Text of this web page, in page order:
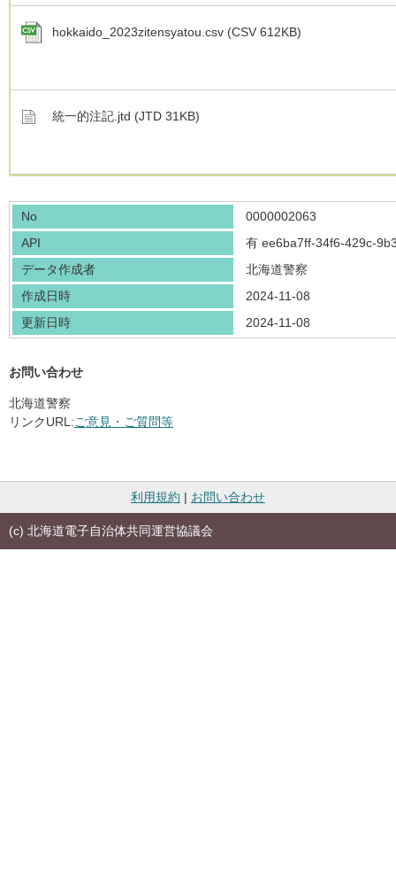
hokkaido_2023zitensyatou.csv (CSV 612KB)
統一的注記.jtd (JTD 31KB)
No
0000002063
API
有 ee6ba7ff-34f6-429c-
データ作成者
北海道警察
作成日時
2024-11-08
更新日時
2024-11-08
お問い合わせ
北海道警察
リンクURL:ご意見・ご質問等
利用規約 | お問い合わせ
(c) 北海道電子自治体共同運営協議会